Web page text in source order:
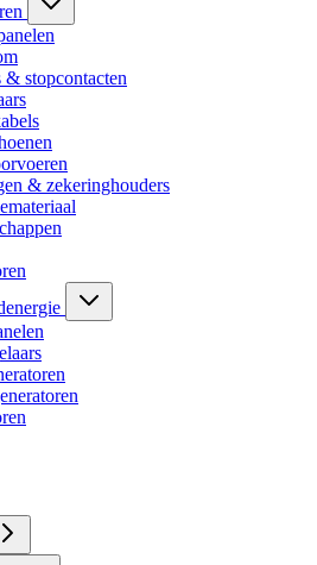
& stopcontacten
& zekeringhouders